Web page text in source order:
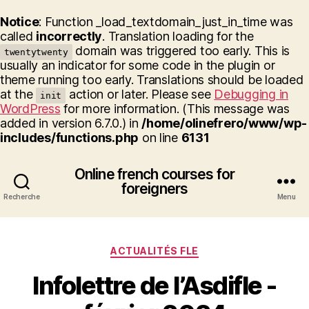
Notice: Function _load_textdomain_just_in_time was
called incorrectly. Translation loading for the
twentytwenty
domain was triggered too early. This is
usually an indicator for some code in the plugin or
theme running too early. Translations should be loaded
at the
init action or later. Please see Debugging in
WordPress for more information. (This message was
added in version 6.7.0.) in /home/olinefrero/www/wp-
includes/functions.php on line 6131
Recherche
Online french courses for
foreigners
Menu
Catégories
ACTUALITÉS FLE
Infolettre de l’Asdifle -